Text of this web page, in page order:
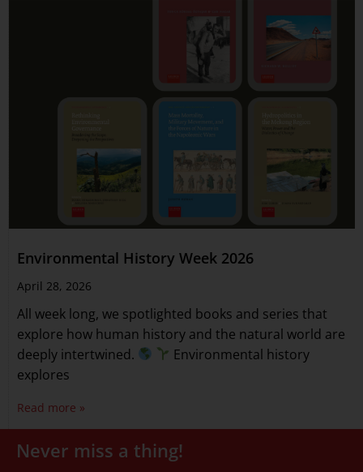
Environmental History Week 2026
April 28, 2026
All week long, we spotlighted books and series that
explore how human history and the natural world are
deeply intertwined.
Environmental history
explores
Read more »
Never miss a thing!